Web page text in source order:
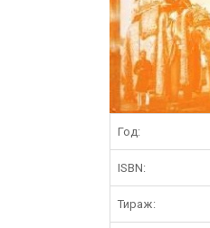
Год:
ISBN:
Тираж: